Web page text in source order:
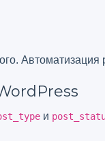
Автоматизация
и